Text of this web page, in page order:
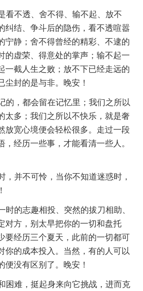
看不透、舍不得、输不起、放不
纠结、争斗后的隐伤，看不透喧嚣
宁静；舍不得曾经的精彩、不逮的
的虚荣、得意处的掌声；输不起一
一截人生之败；放不下已经走远的
尘封的是与非。晚安！
的，都会留在记忆里；我们之所以
太多；我们之所以不快乐，就是奢
放宽心境便会轻松很多。走过一段
，经历一些事，才能看清一些人。
，并不可怜，当你不知道迷惑时，
时的志趣相投、突然的拔刀相助、
对方，别太早把你的一切和盘托
要经历三个夏天，此前的一切都可
你的成本投入。当然，有的人可以
便没有区别了。晚安！
困难，挺起身来向它挑战，进而克